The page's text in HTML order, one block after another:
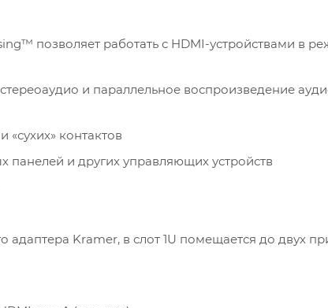
позволяет работать с HDMI-устройствами в
и параллельное воспроизведение
контактов
панелей и других управляющих устройств
Kramer, в слот 1U помещается до двух